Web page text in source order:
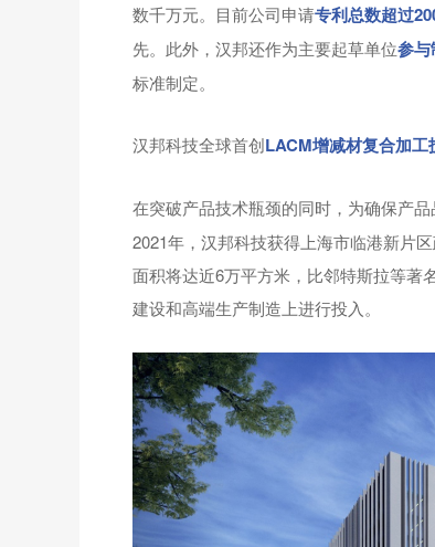
数千万元。目前公司申请专利总数超过
先。此外，汉邦还作为主要起草单位参
标准制定。
汉邦科技全球首创LACM增减材复合加工
在突破产品技术瓶颈的同时，为确保产
2021年，汉邦科技获得上海市临港新片
面积将达近6万平方米，比邻特斯拉等著
建设和高端生产制造上进行投入。